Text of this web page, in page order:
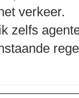
verkeer.
zelfs